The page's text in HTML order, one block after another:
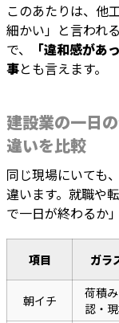
このあたりは、他
細かい」と言われ
で、
「違和感があ
事とも言えます。
建設業の一日
違いを比較
同じ現場にいても
違います。就職や
で一日が終わるか
項目 ガラ
朝イチ
荷積
認・